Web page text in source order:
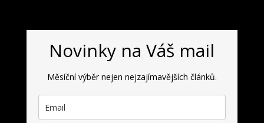
Novinky na Váš mail
Měsíční výběr nejen nejzajímavějších článků.